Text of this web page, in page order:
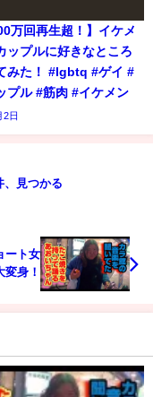
万回再生超！】イケメ
ップルに好きなところ
みた！ #lgbtq #ゲイ #
プル #筋肉 #イケメン
2日
、見つかる
ート女
変身！